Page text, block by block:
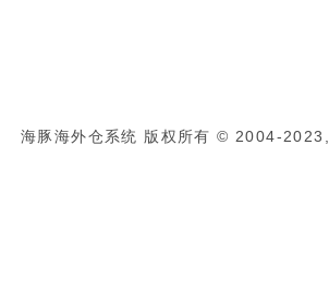
海豚海外仓系统 版权所有 © 2004-